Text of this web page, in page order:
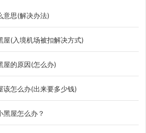
意思(解决办法)
屋(入境机场被扣解决方式)
屋的原因(怎么办)
该怎么办(出来要多少钱)
黑屋怎么办？